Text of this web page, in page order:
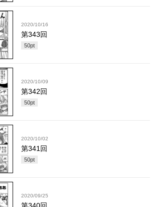
2020/10/16
第343回
50pt
2020/10/09
第342回
50pt
2020/10/02
第341回
50pt
2020/09/25